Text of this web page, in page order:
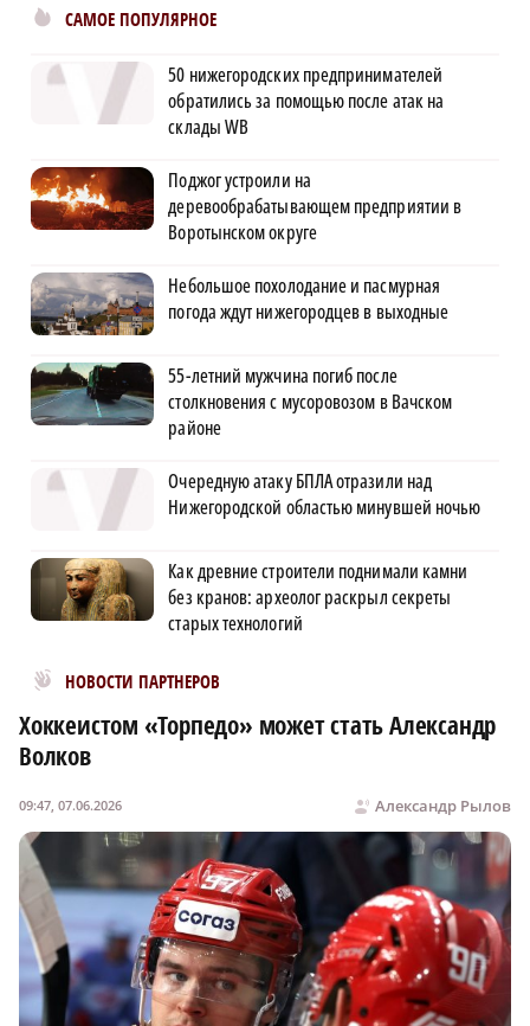
САМОЕ ПОПУЛЯРНОЕ
50 нижегородских предпринимателей
обратились за помощью после атак на
склады WB
Поджог устроили на
деревообрабатывающем предприятии в
Воротынском округе
Небольшое похолодание и пасмурная
погода ждут нижегородцев в выходные
55-летний мужчина погиб после
столкновения с мусоровозом в Вачском
районе
Очередную атаку БПЛА отразили над
Нижегородской областью минувшей ночью
Как древние строители поднимали камни
без кранов: археолог раскрыл секреты
старых технологий
НОВОСТИ ПАРТНЕРОВ
Новости МирТесен
Хоккеистом «Торпедо» может стать Александр
Волков
Александр Рылов
09:47, 07.06.2026